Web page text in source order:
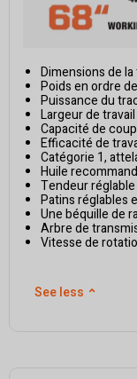
Dimensions de la
Poids en ordre
Puissance du
Largeur de travail
Capacité de
Efficacité de
Catégorie 1,
Huile
Tendeur réglable
Patins réglables
Une béquille de
Arbre de
Vitesse de
See less ⌃